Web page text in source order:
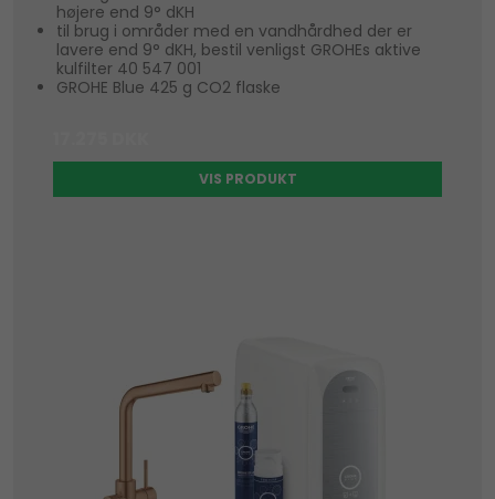
højere end 9° dKH
til brug i områder med en vandhårdhed der er
lavere end 9° dKH, bestil venligst GROHEs aktive
kulfilter 40 547 001
GROHE Blue 425 g CO2 flaske
VIS PRODUKT